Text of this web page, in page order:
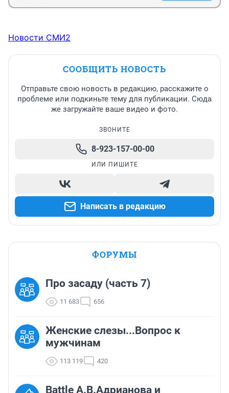
Новости СМИ2
СООБЩИТЬ НОВОСТЬ
Отправьте свою новость в редакцию, расскажите о
проблеме или подкиньте тему для публикации. Сюда
же загружайте ваше видео и фото.
ЗВОНИТЕ
8-923-157-00-00
ИЛИ ПИШИТЕ
Написать в редакцию
ФОРУМЫ
Про засаду (часть 7)
11 683 656
Женские слезы...Вопрос к
мужчинам
113 119 420
Battle А.В.Адрианова и